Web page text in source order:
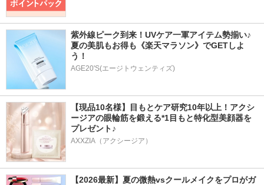
紫外線ピーク到来！UVケア一軍アイテム勢揃い♪
夏の美肌もお得も《楽天マラソン》でGETしよ
う！
AGE20'S(エージトウェンティズ)
【現品10名様】目もとケア研究10年以上！アクシ
ージアの眼輪筋を鍛える*1目もと特化型美顔器を
プレゼント♪
AXXZIA（アクシージア）
【2026最新】夏の微熱vsクールメイクをプロがガ